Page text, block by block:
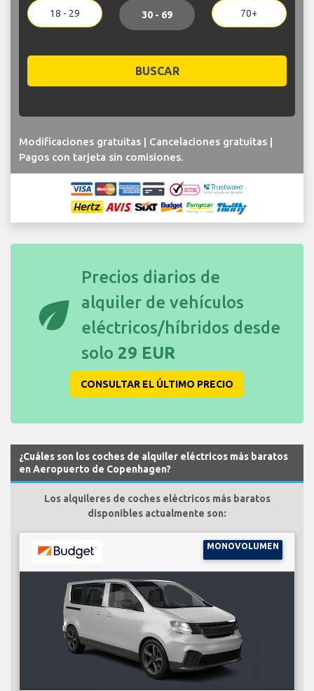
18 - 29 30 - 69 70+
BUSCAR
Modificaciones gratuitas | Cancelaciones gratuitas |
Pagos con tarjeta sin comisiones.
eco
Precios diarios de
alquiler de vehículos
eléctricos/híbridos desde
solo 29 EUR
CONSULTAR EL ÚLTIMO PRECIO
¿Cuáles son los coches de alquiler eléctricos más baratos
en Aeropuerto de Copenhagen?
Los alquileres de coches eléctricos más baratos
disponibles actualmente son:
MONOVOLUMEN